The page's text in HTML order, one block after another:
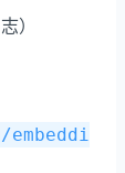
）